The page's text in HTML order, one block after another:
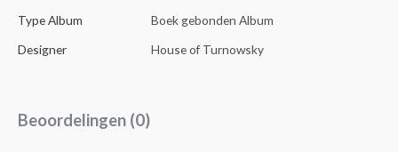
Type Album
Boek gebonden Album
Designer
House of Turnowsky
Beoordelingen (0)